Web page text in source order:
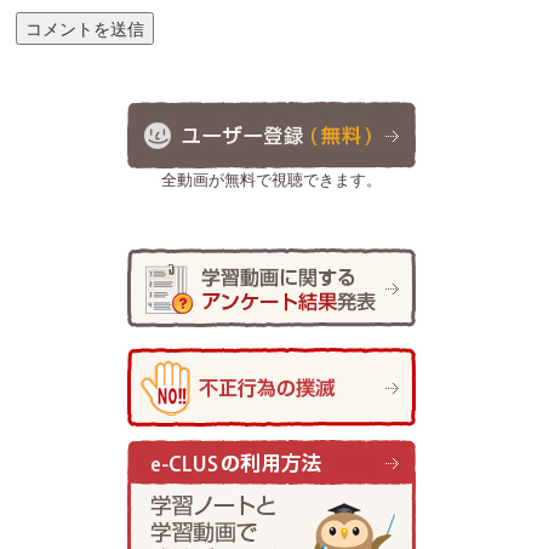
全動画が無料で視聴できます。